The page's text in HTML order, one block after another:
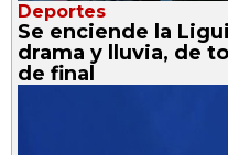
Deportes
Se enciende la
drama y lluvia, de
de final